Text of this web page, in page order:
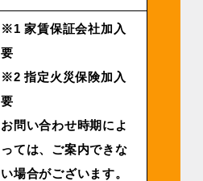
※1 家賃保証会社加入
要
※2 指定火災保険加入
要
お問い合わせ時期によ
っては、ご案内できな
い場合がございます。